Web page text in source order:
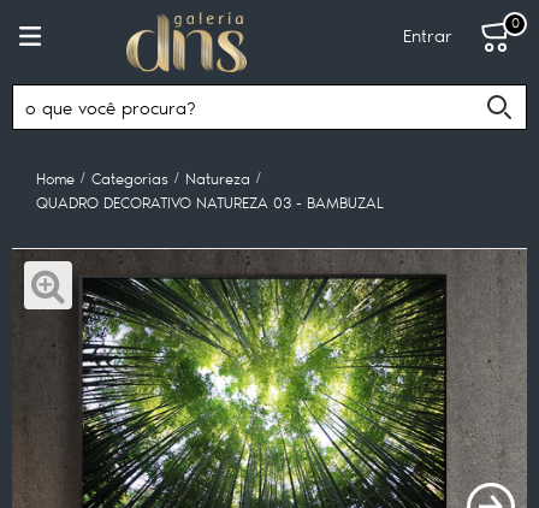
Entrar
0
Home Categorias
Natureza
QUADRO DECORATIVO NATUREZA 03 - BAMBUZAL